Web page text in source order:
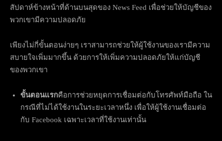
สัปดาห์ข้างหน้าที่ด้านบนสุดของ News Feed เพื่อช่วยให้บัญชีของ
พวกเขามีความปลอดภัย
เพียงไม่กี่ขั้นตอนง่ายๆ เราสามารถช่วยให้ผู้ใช้งานของเรามีความ
สบายใจเพิ่มมากขึ้น ด้วยการให้เพิ่มความปลอดภัยให้แก่บัญชี
ของพวกเขา
ขั้นตอนแรกคือการช่วยหยุดการเชื่อมต่อกับโทรศัพท์มือถือ ใน
กรณีที่ไม่ได้ใช้งานในระยะเวลาหนึ่ง เพื่อให้ผู้ใช้งานเชื่อมต่อ
กับ Facebook เฉพาะเวลาที่ใช้งานเท่านั้น